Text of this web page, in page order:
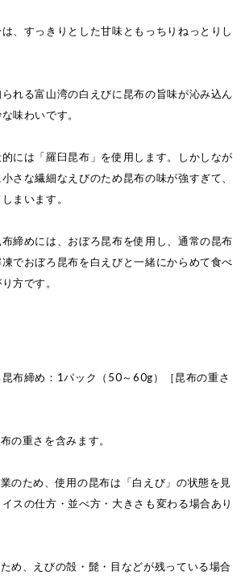
、すっきりとした甘味ともっちりねっとりし
れる富山湾の白えびに昆布の旨味が沁み込ん
味わいです。
には「羅臼昆布」を使用します。しかしなが
さな繊細なえびのため昆布の味が強すぎて、
まいます。
締めには、おぼろ昆布を使用し、通常の昆布
でおぼろ昆布を白えびと一緒にからめて食べ
方です。
昆布締め：1パック（50～60g）［昆布の重さ
の重さを含みます。
のため、使用の昆布は「白えび」の状態を見
スの仕方・並べ方・大きさも変わる場合あり
め、えびの殻・髭・目などが残っている場合